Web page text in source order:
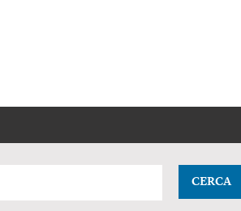
CERCA